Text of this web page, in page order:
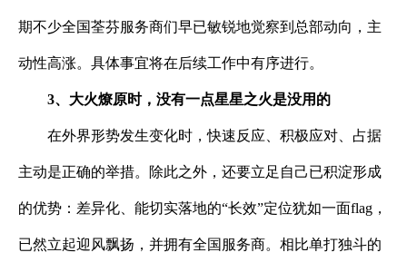
期不少全国荃芬服务商们早已敏锐地觉察到总部动向，主
动性高涨。具体事宜将在后续工作中有序进行。
3、大火燎原时，没有一点星星之火是没用的
在外界形势发生变化时，快速反应、积极应对、占据
主动是正确的举措。除此之外，还要立足自己已积淀形成
的优势：差异化、能切实落地的“长效”定位犹如一面flag，
已然立起迎风飘扬，并拥有全国服务商。相比单打独斗的